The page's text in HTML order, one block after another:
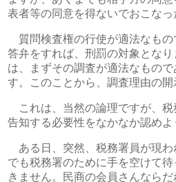
表者等の同意を得ないでおこな
質問検査権の行使が適法なもの
答弁をすれば、刑罰の対象とな
は、まずその調査が適法なもの
す。このことから、調査理由の
これは、当然の論理ですが、税
告知する必要性をなかなか認めよ
ある日、突然、税務署員が現わ
でも税務署のために手を空けて
きません。民商の会員さんなら